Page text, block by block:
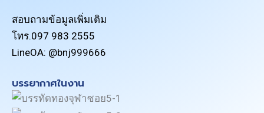
สอบถามข้อมูลเพิ่มเติม
โทร.097 983 2555
LineOA: @bnj999666
บรรยากาศในงาน